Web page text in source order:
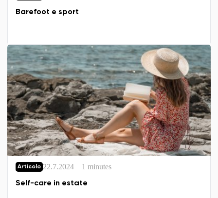
Barefoot e sport
Articolo 22.7.2024 1 minutes
Self-care in estate